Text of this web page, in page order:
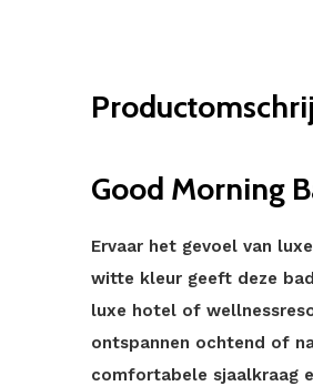
Good Morning
Ervaar het gevoel van
witte kleur geeft deze
luxe hotel of
ontspannen ochtend of
comfortabele sjaalkraag